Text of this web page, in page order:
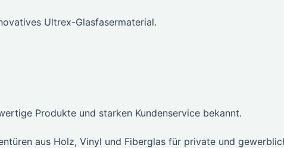
Ultrex-Glasfasermaterial.
Produkte und starken Kundenservice bekannt.
aus Holz, Vinyl und Fiberglas für private und